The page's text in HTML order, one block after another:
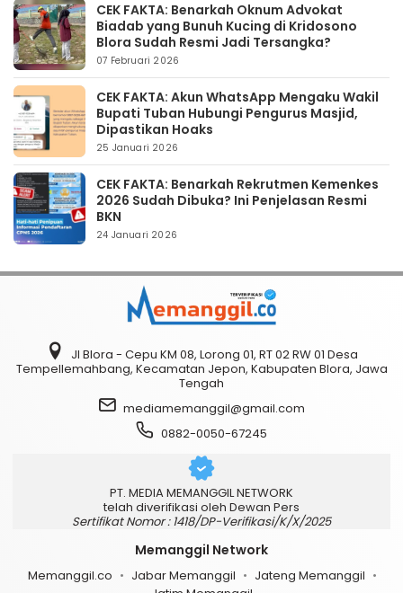
CEK FAKTA: Benarkah Oknum Advokat
Biadab yang Bunuh Kucing di Kridosono
Blora Sudah Resmi Jadi Tersangka?
07 Februari 2026
CEK FAKTA: Akun WhatsApp Mengaku Wakil
Bupati Tuban Hubungi Pengurus Masjid,
Dipastikan Hoaks
25 Januari 2026
CEK FAKTA: Benarkah Rekrutmen Kemenkes
2026 Sudah Dibuka? Ini Penjelasan Resmi
BKN
24 Januari 2026
Jl Blora - Cepu KM 08, Lorong 01, RT 02 RW 01 Desa
Tempellemahbang, Kecamatan Jepon, Kabupaten Blora, Jawa
Tengah
mediamemanggil@gmail.com
0882-0050-67245
PT. MEDIA MEMANGGIL NETWORK
telah diverifikasi oleh Dewan Pers
Sertifikat Nomor : 1418/DP-Verifikasi/K/X/2025
Memanggil Network
Memanggil.co Jabar Memanggil
Jateng Memanggil